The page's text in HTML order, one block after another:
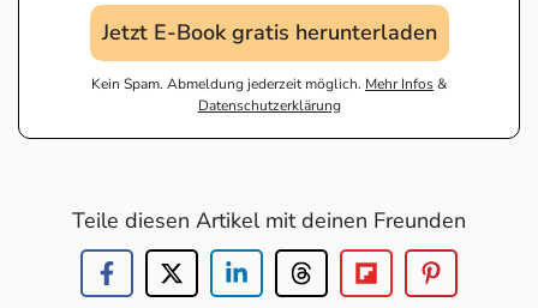
Jetzt E-Book gratis herunterladen
Kein Spam. Abmeldung jederzeit möglich. Mehr Infos&
Datenschutzerklärung
Teile diesen Artikel mit deinen Freunden